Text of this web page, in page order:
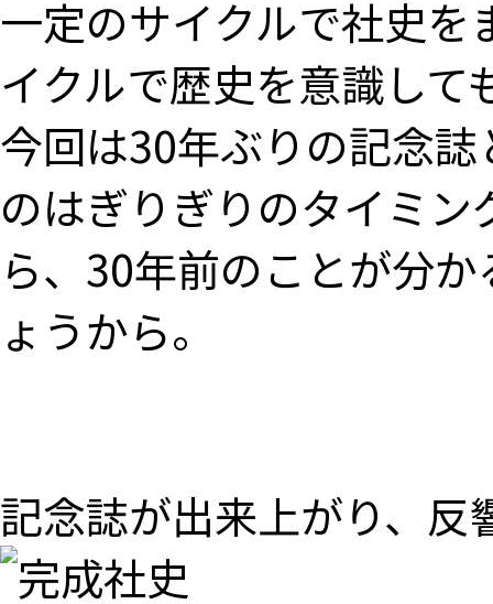
一定のサイクルで社史
イクルで歴史を意識して
今回は30年ぶりの記念
のはぎりぎりのタイミ
ら、30年前のことが分
ょうから。
記念誌が出来上がり、